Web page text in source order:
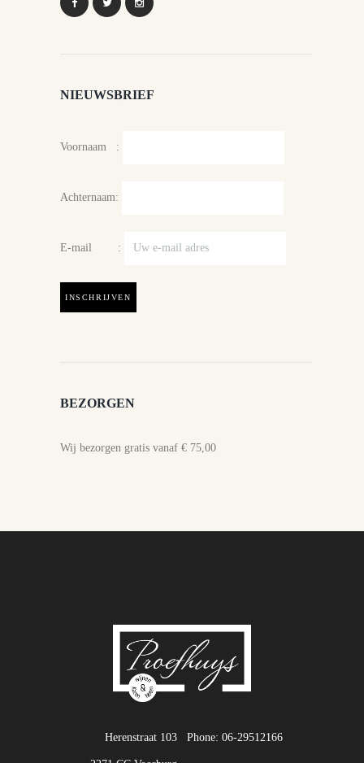
NIEUWSBRIEF
Voornaam :
Achternaam:
E-mail :
BEZORGEN
Wij bezorgen gratis vanaf € 75,00
Phone: 06-29512166
Herenstraat 103